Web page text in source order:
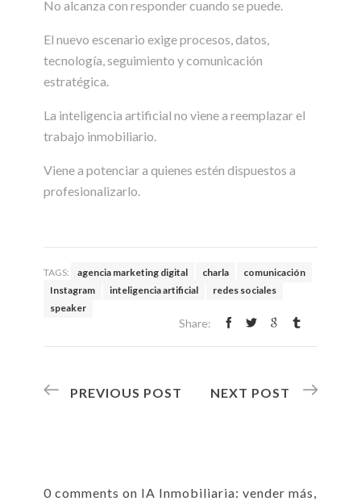
No alcanza con responder cuando se puede.
El nuevo escenario exige procesos, datos,
tecnología, seguimiento y comunicación
estratégica.
La inteligencia artificial no viene a reemplazar el
trabajo inmobiliario.
Viene a potenciar a quienes estén dispuestos a
profesionalizarlo.
TAGS: agencia marketing digital charla
comunicación
Instagram
inteligencia artificial
redes sociales
speaker
Share:
PREVIOUS POST NEXT POST
0 comments on IA Inmobiliaria: vender más,